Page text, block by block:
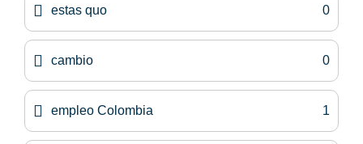
estas quo 0
cambio 0
empleo Colombia 1